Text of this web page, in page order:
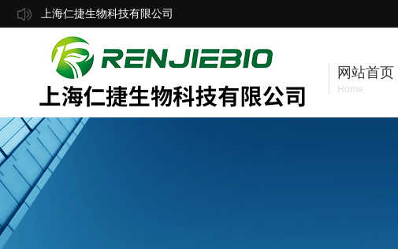
上海仁捷生物科技有限公司
网站首页
Home